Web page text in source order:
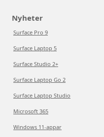
Nyheter
Surface Pro 9
Surface Laptop 5
Surface Studio 2+
Surface Laptop Go 2
Surface Laptop Studio
Microsoft 365
Windows 11-appar